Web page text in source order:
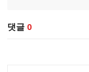
댓글 0